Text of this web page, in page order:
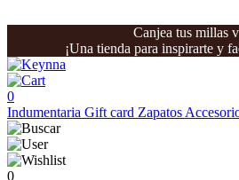
Canjea tus millas
¡Una tienda para inspirarte y
0
Indumentaria Gift card Zapatos
0